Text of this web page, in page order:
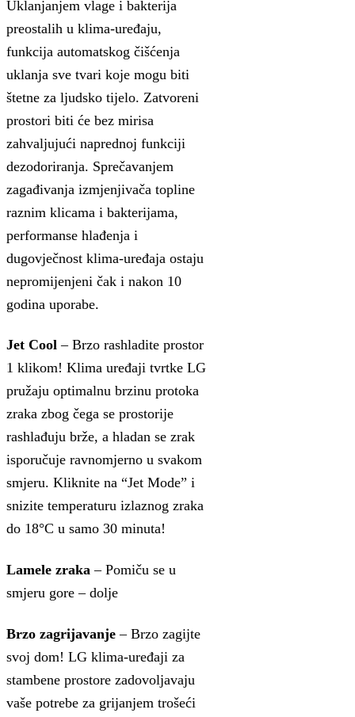
Uklanjanjem vlage i bakterija
preostalih u klima-uređaju,
funkcija automatskog čišćenja
uklanja sve tvari koje mogu biti
štetne za ljudsko tijelo. Zatvoreni
prostori biti će bez mirisa
zahvaljujući naprednoj funkciji
dezodoriranja. Sprečavanjem
zagađivanja izmjenjivača topline
raznim klicama i bakterijama,
performanse hlađenja i
dugovječnost klima-uređaja ostaju
nepromijenjeni čak i nakon 10
godina uporabe.
Jet Cool – Brzo rashladite prostor
1 klikom! Klima uređaji tvrtke LG
pružaju optimalnu brzinu protoka
zraka zbog čega se prostorije
rashlađuju brže, a hladan se zrak
isporučuje ravnomjerno u svakom
smjeru. Kliknite na “Jet Mode” i
snizite temperaturu izlaznog zraka
do 18°C u samo 30 minuta!
Lamele zraka – Pomiču se u
smjeru gore – dolje
Brzo zagrijavanje – Brzo zagijte
svoj dom! LG klima-uređaji za
stambene prostore zadovoljavaju
vaše potrebe za grijanjem trošeći